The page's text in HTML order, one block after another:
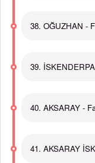
38. OĞUZHAN -
39.
40. AKSARAY -
41. AKSARAY